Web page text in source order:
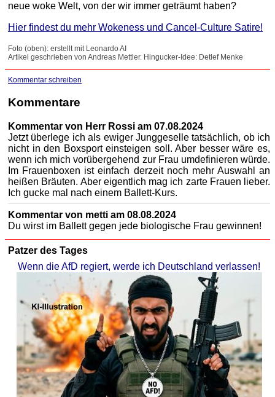
neue woke Welt, von der wir immer geträumt haben?
Hier findest du mehr Wokeness und Cancel-Culture Satire!
Foto (oben): erstellt mit Leonardo AI
Artikel geschrieben von Andreas Mettler. Hingucker-Idee: Detlef Menke
Kommentar schreiben
Kommentare
Kommentar von Herr Rossi am 07.08.2024
Jetzt überlege ich als ewiger Junggeselle tatsächlich, ob ich
nicht in den Boxsport einsteigen soll. Aber besser wäre es,
wenn ich mich vorübergehend zur Frau umdefinieren würde.
Im Frauenboxen ist einfach derzeit noch mehr Auswahl an
heißen Bräuten. Aber eigentlich mag ich zarte Frauen lieber.
Ich gucke mal nach einem Ballett-Kurs.
Kommentar von metti am 08.08.2024
Du wirst im Ballett gegen jede biologische Frau gewinnen!
Patzer des Tages
Wenn die AfD regiert, werde ich Deutschland verlassen!